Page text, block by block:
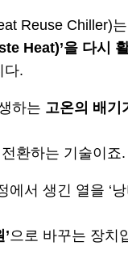
Reuse Chiller)
Heat)’을 다시
다.
하는 고온의 배기
환하는 기술이죠.
서 생긴 열을 ‘낭
으로 바꾸는 장치